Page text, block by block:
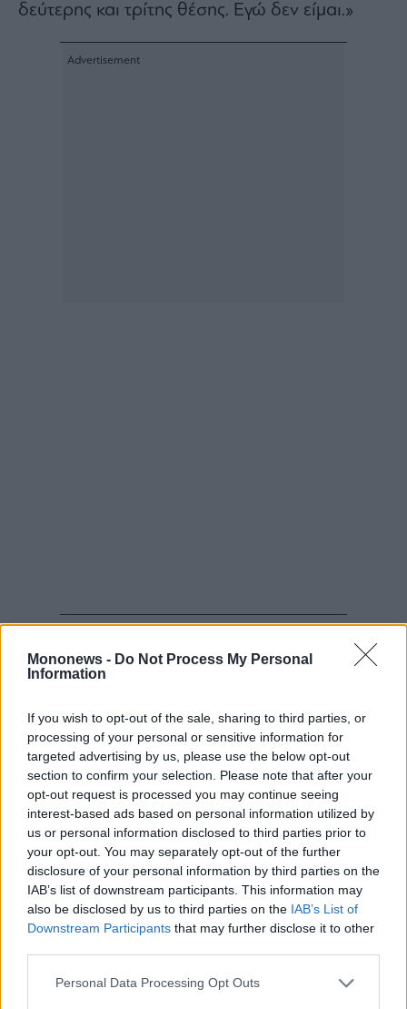
Mononews - Do Not Process My Personal
Information
If you wish to opt-out of the sale, sharing to third parties, or
processing of your personal or sensitive information for
targeted advertising by us, please use the below opt-out
section to confirm your selection. Please note that after your
opt-out request is processed you may continue seeing
interest-based ads based on personal information utilized by
us or personal information disclosed to third parties prior to
your opt-out. You may separately opt-out of the further
disclosure of your personal information by third parties on the
IAB’s list of downstream participants. This information may
also be disclosed by us to third parties on the IAB’s List of
Downstream Participants that may further disclose it to other
Personal Data Processing Opt Outs
δεύτερης και τρίτης θέσης. Εγώ δεν είμαι.»
Ο κ. Κατρίνης τόνισε ότι «Ο κ. Μητσοτάκης και
κάποιον που απλά δηλώνει ότι θα τον νικήσει.
Το έκανε και κάποιος άλλος και είδαμε τα
αποτελέσματα. Δε χρειάζεται να ζήσουμε κάτι
ανάλογο και στο ΠΑΣΟΚ.»
«Ο κ. Μητσοτάκης και η Νέα Δημοκρατία δεν
θα φύγουν έχοντας απέναντι κόμματα του 13
και του 15%», «Δεν θα φύγουν όταν στελέχη
μας θεωρούν φυσιολογική εξέλιξη μια
συγκυβέρνηση με την Νέα Δημοκρατία. Δεν
γραμμή του ΠΑΣΟΚ σε αξιακά και ταυτοτικά